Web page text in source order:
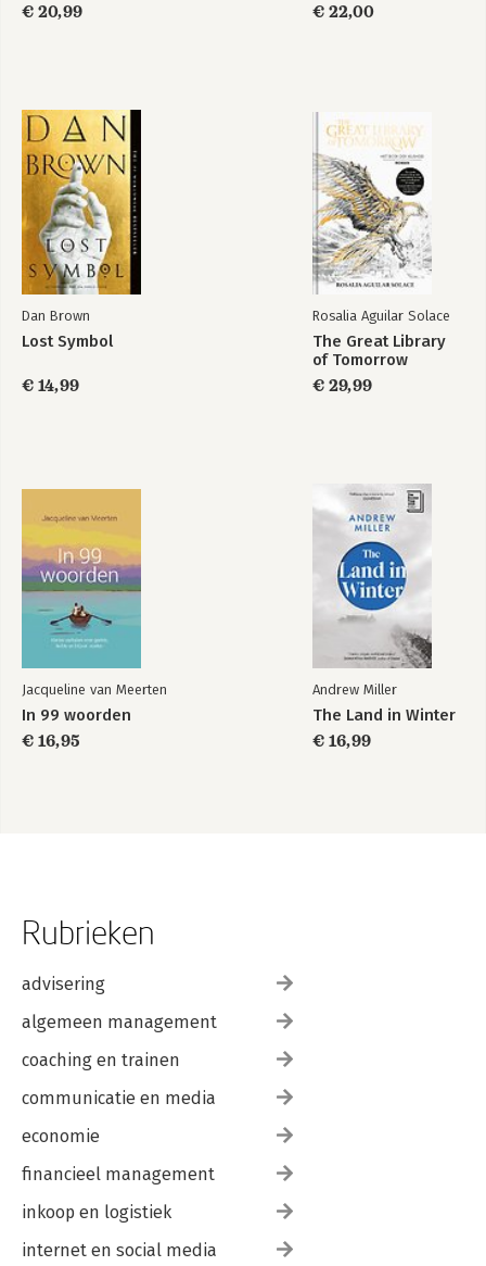
€ 20,99 € 22,00
Dan Brown
Lost Symbol
€ 14,99
Rosalia Aguilar Solace
The Great Library
of Tomorrow
€ 29,99
Jacqueline van Meerten
In 99 woorden
€ 16,95
Andrew Miller
The Land in Winter
€ 16,99
Rubrieken
advisering
algemeen management
coaching en trainen
communicatie en media
economie
financieel management
inkoop en logistiek
internet en social media